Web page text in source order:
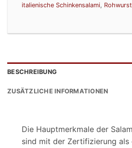
italienische Schinkensalami, Rohwurst
BESCHREIBUNG
ZUSÄTZLICHE INFORMATIONEN
Die Hauptmerkmale der
sind mit der Zertifizierung als